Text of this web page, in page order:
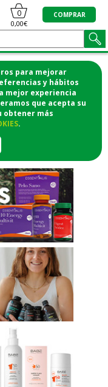
para mejorar
y hábitos
mejor experiencia
que acepta su
obtener más
.
0
0,00€
COMPRAR
EN LA
te lo mandamos